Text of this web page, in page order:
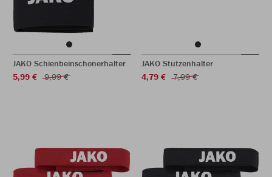
JAKO Schienbeinschonerhalter
5,99 €
9,99 €
JAKO Stutzenhalter
4,79 €
7,99 €